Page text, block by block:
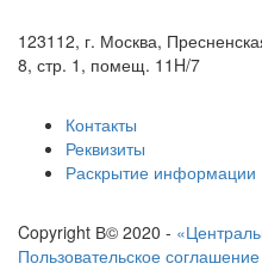
123112, г. Москва,
8, стр. 1, помещ. 11H/7
Контакты
Реквизиты
Раскрытие информации
Copyright В© 2020 -
Пользовательское соглашение